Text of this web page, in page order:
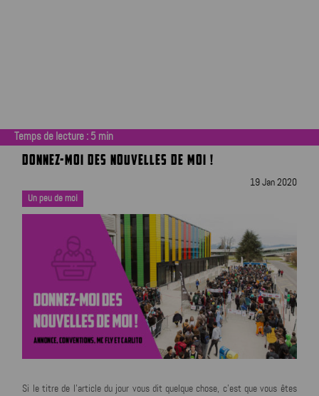
Temps de lecture : 5 min
DONNEZ-MOI DES NOUVELLES DE MOI !
19 Jan 2020
Un peu de moi
Si le titre de l'article du jour vous dit quelque chose, c'est que vous êtes